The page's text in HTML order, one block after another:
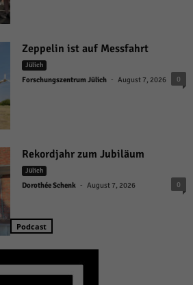
Zeppelin ist auf Messfahrt
Jülich
Forschungszentrum Jülich - August 7, 2026 0
Rekordjahr zum Jubiläum
Jülich
Dorothée Schenk - August 7, 2026 0
Podcast